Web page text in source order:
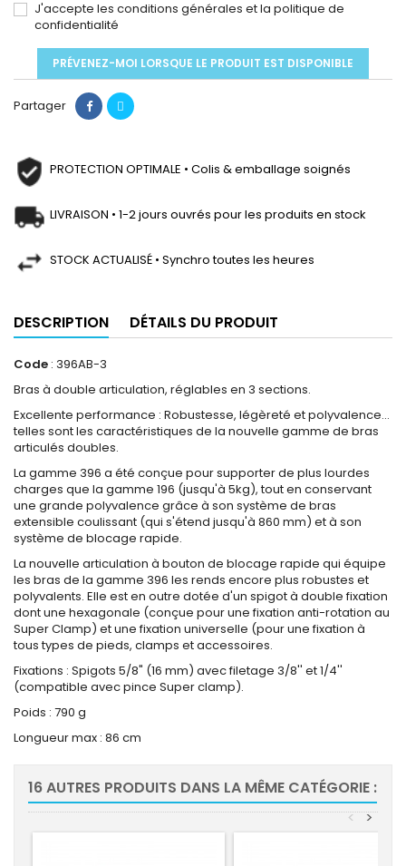
J'accepte les conditions générales et la politique de
confidentialité
PRÉVENEZ-MOI LORSQUE LE PRODUIT EST DISPONIBLE
Partager
PROTECTION OPTIMALE • Colis & emballage soignés
LIVRAISON • 1-2 jours ouvrés pour les produits en stock
STOCK ACTUALISÉ • Synchro toutes les heures
DESCRIPTION DÉTAILS DU PRODUIT
Code : 396AB-3
Bras à double articulation, réglables en 3 sections.
Excellente performance : Robustesse, légèreté et polyvalence...
telles sont les caractéristiques de la nouvelle gamme de bras
articulés doubles.
La gamme 396 a été conçue pour supporter de plus lourdes
charges que la gamme 196 (jusqu'à 5kg), tout en conservant
une grande polyvalence grâce à son système de bras
extensible coulissant (qui s'étend jusqu'à 860 mm) et à son
système de blocage rapide.
La nouvelle articulation à bouton de blocage rapide qui équipe
les bras de la gamme 396 les rends encore plus robustes et
polyvalents. Elle est en outre dotée d'un spigot à double fixation
dont une hexagonale (conçue pour une fixation anti-rotation au
Super Clamp) et une fixation universelle (pour une fixation à
tous types de pieds, clamps et accessoires.
Fixations : Spigots 5/8" (16 mm) avec filetage 3/8'' et 1/4''
(compatible avec pince Super clamp).
Poids : 790 g
Longueur max : 86 cm
16 AUTRES PRODUITS DANS LA MÊME CATÉGORIE :
>
<